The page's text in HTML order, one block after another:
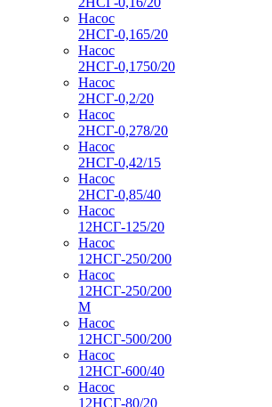
Насос
2НСГ-0,165/20
Насос
2НСГ-0,1750/20
Насос
2НСГ-0,2/20
Насос
2НСГ-0,278/20
Насос
2НСГ-0,42/15
Насос
2НСГ-0,85/40
Насос
12НСГ-125/20
Насос
12НСГ-250/200
Насос
12НСГ-250/200
М
Насос
12НСГ-500/200
Насос
12НСГ-600/40
Насос
12НСГ-80/20